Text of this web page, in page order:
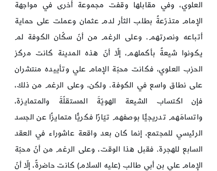
العلوي، وفي مقابلها وقفت مجموعة أخرى في مواجهة
الإمام متذرّعةً بطلب الثأر لدم عثمان وعملت على حماية
أتباعه ونصرتهم. وعلى الرغم من أنّ سكّان الكوفة لم
يكونوا شيعةً بأكملهم، إلّا أنّ هذه المدينة كانت مركز
الحزب العلوي، فكانت محبّة الإمام علي وتأييده منتشران
على نطاق واسع في الكوفة. ولكن، وعلى الرغم من ذلك،
فإن اكتساب الشيعة الهويّةَ المستقلّةَ والمتمايزة،
واتسامَهم تدريجيًّا بوصفهم تيّارًا فكريًّا متمايزًا عن الجسد
الرئيسي للمجتمع، إنما كان بعد واقعة عاشوراء في العقد
السابع للهجرة. فقبل هذا الوقت، وعلى الرغم من أنّ محبّة
الإمام علي بن أبي طالب (عليه السلام) كانت حاضرةً، إلّا أنّ